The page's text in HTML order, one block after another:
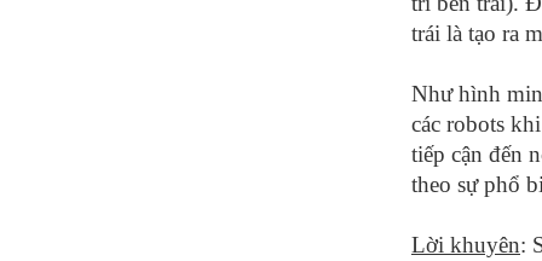
trái là tạo ra
Như hình
các robots
tiếp cận đến
theo sự phổ
Lời khuyên: